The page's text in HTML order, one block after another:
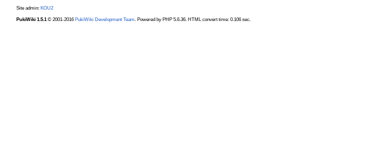
Site admin: KOU2
PukiWiki 1.5.1© 2001-2016 PukiWiki Development Team. Powered by PHP 5.6.36. HTML convert time: 0.106 sec.